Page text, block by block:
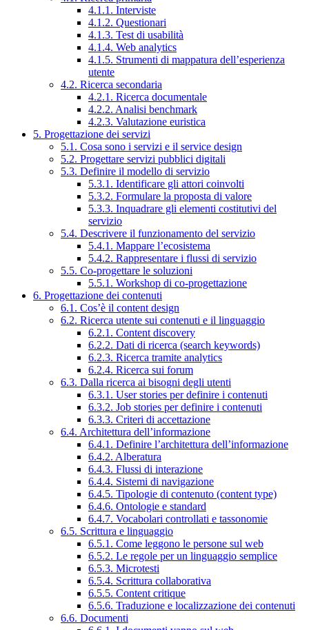
4.1.1. Interviste
4.1.2. Questionari
4.1.3. Test di usabilità
4.1.4. Web analytics
4.1.5. Strumenti di mappatura dell’esperienza
utente
4.2. Ricerca secondaria
4.2.1. Ricerca documentale
4.2.2. Analisi benchmark
4.2.3. Valutazione euristica
5. Progettazione dei servizi
5.1. Cosa sono i servizi e il service design
5.2. Progettare servizi pubblici digitali
5.3. Definire il modello di servizio
5.3.1. Identificare gli attori coinvolti
5.3.2. Formulare la proposta di valore
5.3.3. Inquadrare gli elementi costitutivi del
servizio
5.4. Descrivere il funzionamento del servizio
5.4.1. Mappare l’ecosistema
5.4.2. Rappresentare i flussi di servizio
5.5. Co-progettare le soluzioni
5.5.1. Workshop di co-progettazione
6. Progettazione dei contenuti
6.1. Cos’è il content design
6.2. Ricerca utente sui contenuti e il linguaggio
6.2.1. Content discovery
6.2.2. Dati di ricerca (search keywords)
6.2.3. Ricerca tramite analytics
6.2.4. Ricerca sui forum
6.3. Dalla ricerca ai bisogni degli utenti
6.3.1. User stories per definire i contenuti
6.3.2. Job stories per definire i contenuti
6.3.3. Criteri di accettazione
6.4. Architettura dell’informazione
6.4.1. Definire l’architettura dell’informazione
6.4.2. Alberatura
6.4.3. Flussi di interazione
6.4.4. Sistemi di navigazione
6.4.5. Tipologie di contenuto (content type)
6.4.6. Ontologie e standard
6.4.7. Vocabolari controllati e tassonomie
6.5. Scrittura e linguaggio
6.5.1. Come leggono le persone sul web
6.5.2. Le regole per un linguaggio semplice
6.5.3. Microtesti
6.5.4. Scrittura collaborativa
6.5.5. Content critique
6.5.6. Traduzione e localizzazione dei contenuti
6.6. Documenti